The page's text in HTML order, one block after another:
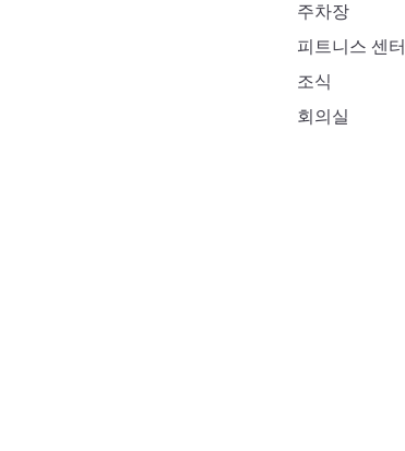
주차장
피트니스 센터
조식
회의실